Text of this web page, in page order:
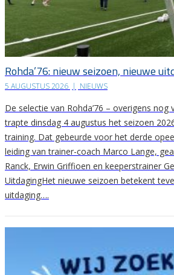
Rohda’76: nieuw seizoen, nieuwe
5 AUGUSTUS 2026 | NIEUWS
De selectie van Rohda’76 – overigens
trapte dinsdag 4 augustus het seizoen
training. Dat gebeurde voor het derde
leiding van trainer-coach Marco Lange,
Ranck, Erwin Griffioen en keeperstrainer
UitdagingHet nieuwe seizoen betekent
uitdaging….